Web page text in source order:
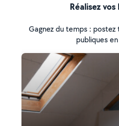
Réalisez vos
Gagnez du temps :
publiques